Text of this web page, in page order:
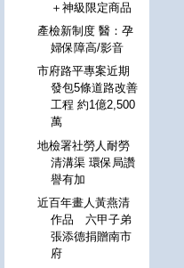
＋神級限定商品
產檢新制度 醫：孕
婦保障高/影音
市府路平專案近期
發包5條道路改善
工程 約1億2,500
萬
地檢署社勞人耐勞
清溝渠 環保局讚
譽有加
近百年畫人黃燕清
作品 六甲子弟
張添德捐贈南市
府